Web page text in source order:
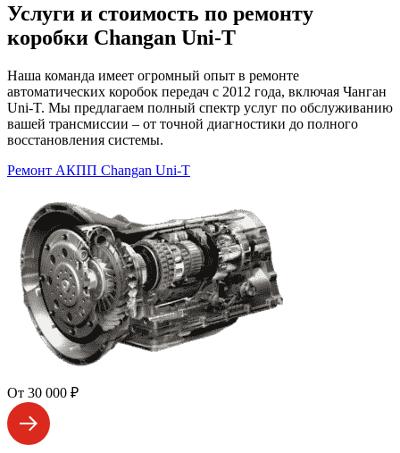
Услуги и стоимость по ремонту
коробки Changan Uni-T
Наша команда имеет огромный опыт в ремонте
автоматических коробок передач с 2012 года, включая Чанган
Uni-T. Мы предлагаем полный спектр услуг по обслуживанию
вашей трансмиссии – от точной диагностики до полного
восстановления системы.
Ремонт АКПП Changan Uni-T
От 30 000 ₽